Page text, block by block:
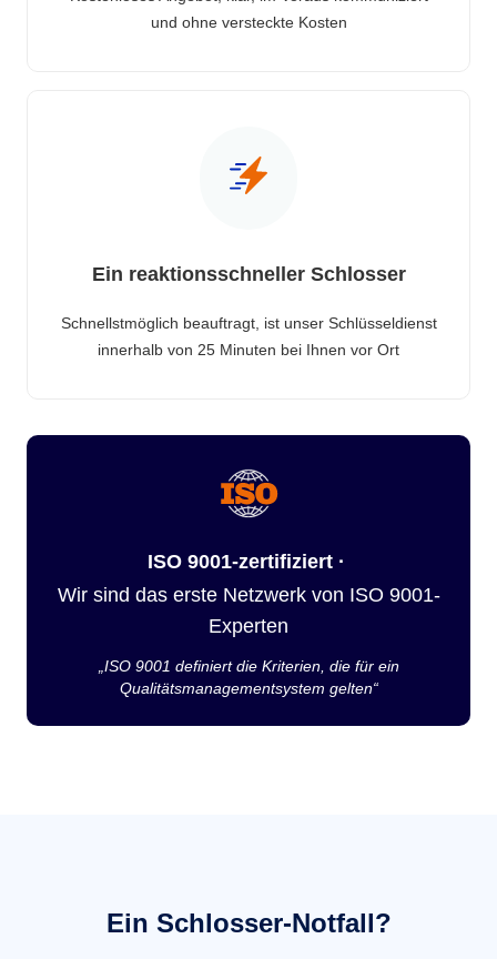
und ohne versteckte Kosten
Ein reaktionsschneller Schlosser
Schnellstmöglich beauftragt, ist unser Schlüsseldienst
innerhalb von 25 Minuten bei Ihnen vor Ort
ISO 9001-zertifiziert ·
Wir sind das erste Netzwerk von ISO 9001-
Experten
„ISO 9001 definiert die Kriterien, die für ein
Qualitätsmanagementsystem gelten“
Ein Schlosser-Notfall?